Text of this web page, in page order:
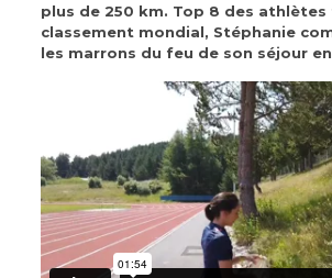
plus de 250 km. Top 8 des athlètes
classement mondial, Stéphanie
les marrons du feu de son séjour